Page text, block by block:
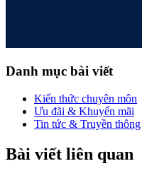
Danh mục bài viết
Kiến thức chuyên môn
Ưu đãi & Khuyến mãi
Tin tức & Truyền thông
Bài viết liên quan